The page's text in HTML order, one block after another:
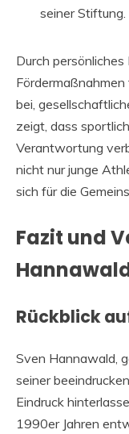
seiner Stiftung.
Durch
bei,
zeigt, dass
Verantwortung
nicht nur junge
sich für die
Fazit und
Rückblick
Sven Hannawald,
seiner
Eindruck
1990er Jahren